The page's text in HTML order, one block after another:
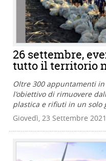
26 settembre,
tutto il territorio
Oltre 300 appuntamenti
l'obiettivo di rimuovere
plastica e rifiuti in un solo
Giovedì, 23 Settembre 2021